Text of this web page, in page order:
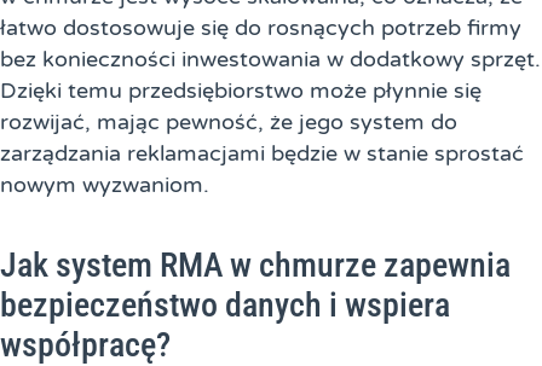
łatwo dostosowuje się do rosnących potrzeb firmy
bez konieczności inwestowania w dodatkowy sprzęt.
Dzięki temu przedsiębiorstwo może płynnie się
rozwijać, mając pewność, że jego system do
zarządzania reklamacjami będzie w stanie sprostać
nowym wyzwaniom.
Jak system RMA w chmurze zapewnia
bezpieczeństwo danych i wspiera
współpracę?